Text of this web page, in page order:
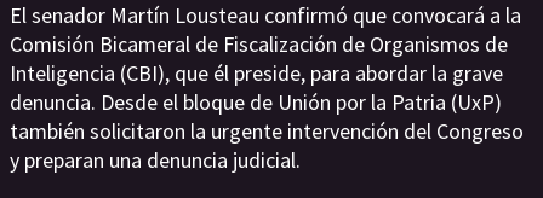
El senador Martín Lousteau confirmó que convocará a la
Comisión Bicameral de Fiscalización de Organismos de
Inteligencia (CBI), que él preside, para abordar la grave
denuncia. Desde el bloque de Unión por la Patria (UxP)
también solicitaron la urgente intervención del Congreso
y preparan una denuncia judicial.